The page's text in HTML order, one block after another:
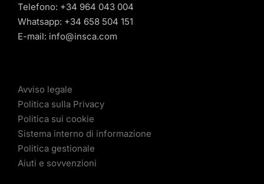
Telefono: +34 964 043 004
Whatsapp: +34 658 504 151
E-mail: info@insca.com
Avviso legale
Politica sulla Privacy
Politica sui cookie
Sistema interno di informazione
Politica gestionale
Aiuti e sovvenzioni